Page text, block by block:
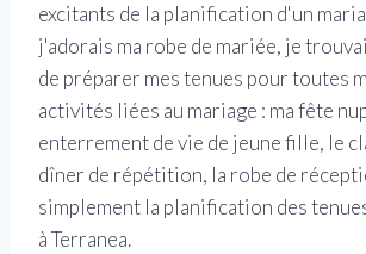
excitants de la planification d'un
j'adorais ma robe de mariée, je
de préparer mes tenues pour toutes
activités liées au mariage : ma fête
enterrement de vie de jeune fille, le
dîner de répétition, la robe de
simplement la planification des
à Terranea.